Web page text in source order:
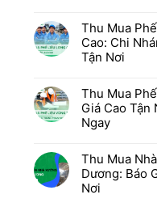
Thu Mua
Cao: Chi
Tận Nơi
Thu Mua
Giá Cao Tận
Ngay
Thu Mua
Dương: Báo
Nơi